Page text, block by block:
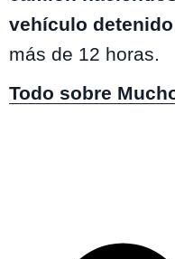
vehículo detenido
más de 12 horas.
Todo sobre